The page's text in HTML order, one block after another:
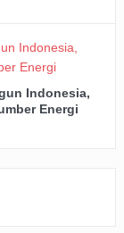
Indonesia,
Energi